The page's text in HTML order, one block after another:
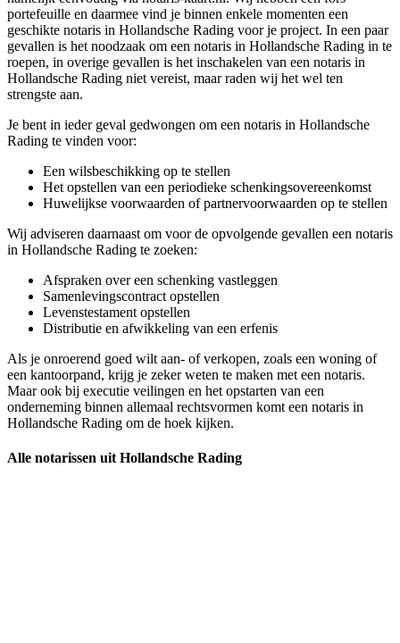
portefeuille en daarmee vind je binnen enkele momenten een
geschikte notaris in Hollandsche Rading voor je project. In een paar
gevallen is het noodzaak om een notaris in Hollandsche Rading in te
roepen, in overige gevallen is het inschakelen van een notaris in
Hollandsche Rading niet vereist, maar raden wij het wel ten
strengste aan.
Je bent in ieder geval gedwongen om een notaris in Hollandsche
Rading te vinden voor:
Een wilsbeschikking op te stellen
Het opstellen van een periodieke schenkingsovereenkomst
Huwelijkse voorwaarden of partnervoorwaarden op te stellen
Wij adviseren daarnaast om voor de opvolgende gevallen een notaris
in Hollandsche Rading te zoeken:
Afspraken over een schenking vastleggen
Samenlevingscontract opstellen
Levenstestament opstellen
Distributie en afwikkeling van een erfenis
Als je onroerend goed wilt aan- of verkopen, zoals een woning of
een kantoorpand, krijg je zeker weten te maken met een notaris.
Maar ook bij executie veilingen en het opstarten van een
onderneming binnen allemaal rechtsvormen komt een notaris in
Hollandsche Rading om de hoek kijken.
Alle notarissen uit Hollandsche Rading